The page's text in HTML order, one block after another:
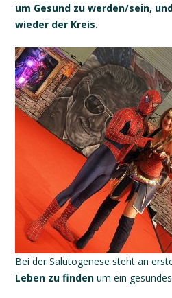
um Gesund zu werden/sein,
wieder der Kreis.
Bei der Salutogenese steht an
Leben zu finden um ein